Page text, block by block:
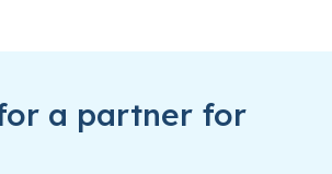
a partner for